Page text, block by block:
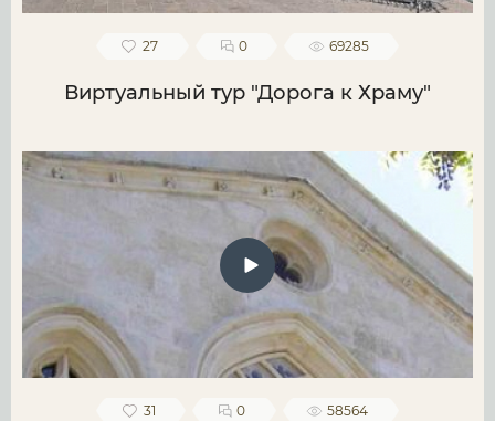
27 0 69285
Виртуальный тур "Дорога к Храму"
31 0 58564